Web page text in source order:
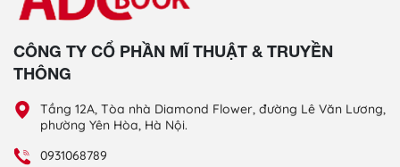
CÔNG TY CỔ PHẦN MĨ THUẬT & TRUYỀN
THÔNG
Tầng 12A, Tòa nhà Diamond Flower, đường Lê Văn Lương,
phường Yên Hòa, Hà Nội.
0931068789